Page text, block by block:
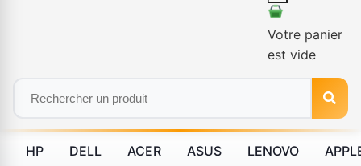
Votre panier
est vide
HP DELL ACER ASUS LENOVO